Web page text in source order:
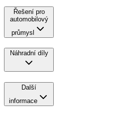
Řešení pro
automobilový
průmysl
Náhradní díly
Další
informace